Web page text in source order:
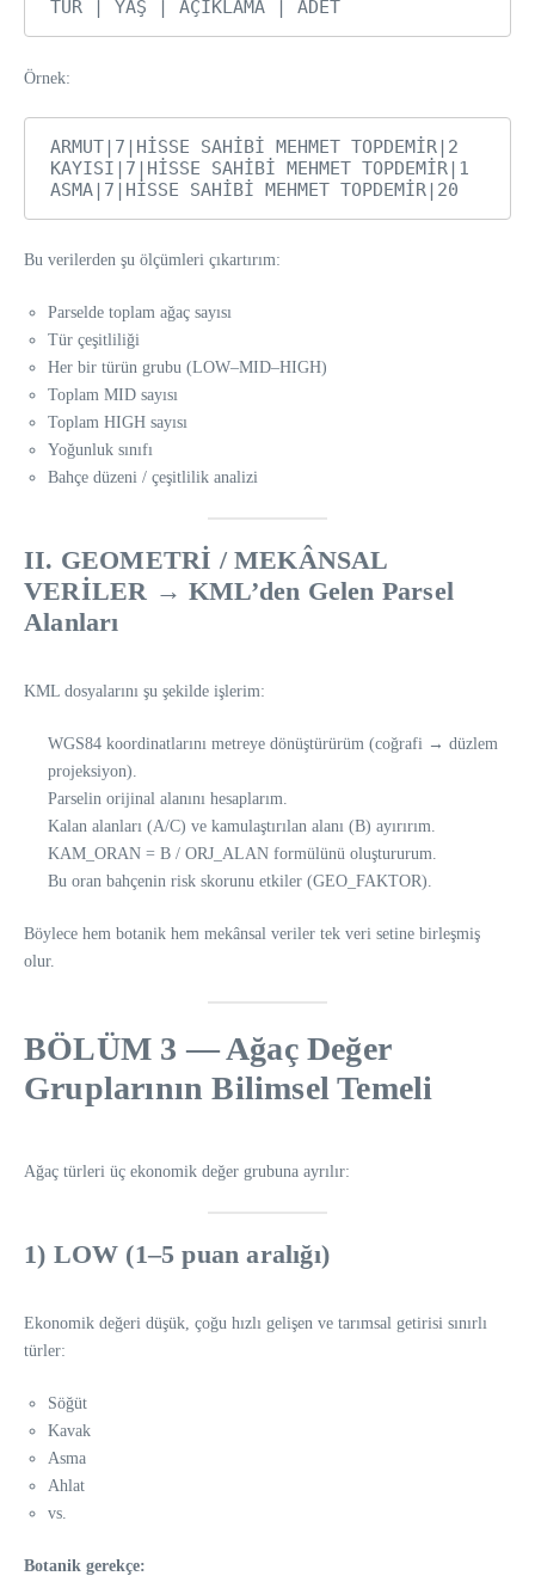
Örnek:
ARMUT|7|HİSSE SAHİBİ MEHMET TOPDEMİR|2
KAYISI|7|HİSSE SAHİBİ MEHMET TOPDEMİR|1
Bu verilerden şu ölçümleri çıkartırım:
Parselde toplam ağaç sayısı
Tür çeşitliliği
Her bir türün grubu (LOW–MID–HIGH)
Toplam MID sayısı
Toplam HIGH sayısı
Yoğunluk sınıfı
Bahçe düzeni / çeşitlilik analizi
II. GEOMETRİ / MEKÂNSAL
VERİLER → KML’den Gelen Parsel
Alanları
KML dosyalarını şu şekilde işlerim:
WGS84 koordinatlarını metreye dönüştürürüm (coğrafi → düzlem
projeksiyon).
Parselin orijinal alanını hesaplarım.
Kalan alanları (A/C) ve kamulaştırılan alanı (B) ayırırım.
KAM_ORAN = B / ORJ_ALAN formülünü oluştururum.
Bu oran bahçenin risk skorunu etkiler (GEO_FAKTOR).
Böylece hem botanik hem mekânsal veriler tek veri setine birleşmiş
olur.
BÖLÜM 3 — Ağaç Değer
Gruplarının Bilimsel Temeli
Ağaç türleri üç ekonomik değer grubuna ayrılır:
1) LOW (1–5 puan aralığı)
Ekonomik değeri düşük, çoğu hızlı gelişen ve tarımsal getirisi sınırlı
türler:
Söğüt
Kavak
Asma
Ahlat
vs.
Botanik gerekçe: